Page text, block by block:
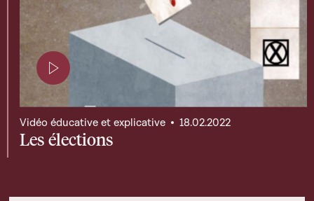
Les élections
Vidéo éducative et explicative 18.02.2022